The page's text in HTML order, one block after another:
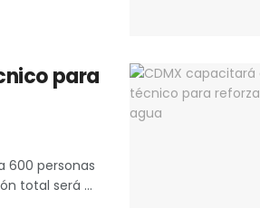
para
600 personas
total será ...